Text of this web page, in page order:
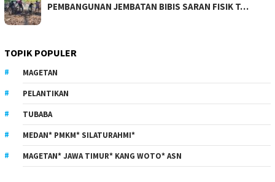
PEMBANGUNAN JEMBATAN BIBIS SARAN FISIK T…
TOPIK POPULER
MAGETAN
PELANTIKAN
TUBABA
MEDAN* PMKM* SILATURAHMI*
MAGETAN* JAWA TIMUR* KANG WOTO* ASN